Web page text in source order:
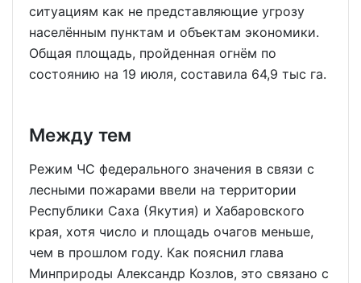
ситуациям как не представляющие угрозу
населённым пунктам и объектам экономики.
Общая площадь, пройденная огнём по
состоянию на 19 июля, составила 64,9 тыс га.
Между тем
Режим ЧС федерального значения в связи с
лесными пожарами ввели на территории
Республики Саха (Якутия) и Хабаровского
края, хотя число и площадь очагов меньше,
чем в прошлом году. Как пояснил глава
Минприроды Александр Козлов, это связано с